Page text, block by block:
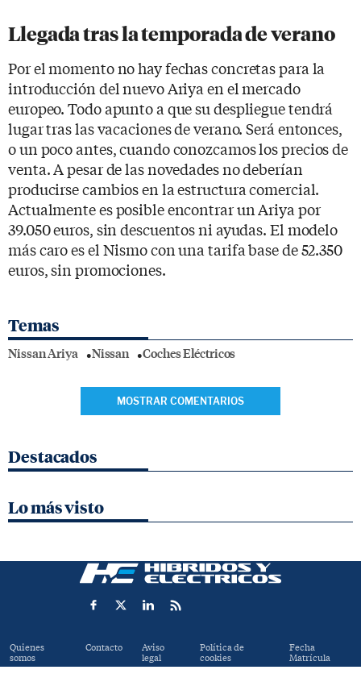
Llegada tras la temporada de verano
Por el momento no hay fechas concretas para la
introducción del nuevo Ariya en el mercado
europeo. Todo apunto a que su despliegue tendrá
lugar tras las vacaciones de verano. Será entonces,
o un poco antes, cuando conozcamos los precios de
venta. A pesar de las novedades no deberían
producirse cambios en la estructura comercial.
Actualmente es posible encontrar un Ariya por
39.050 euros, sin descuentos ni ayudas. El modelo
más caro es el Nismo con una tarifa base de 52.350
euros, sin promociones.
Temas
Nissan Ariya Nissan Coches Eléctricos
MOSTRAR COMENTARIOS
Destacados
Lo más visto
Quienes
somos
Contacto Aviso
legal
Política de
cookies
Fecha
Matrícula